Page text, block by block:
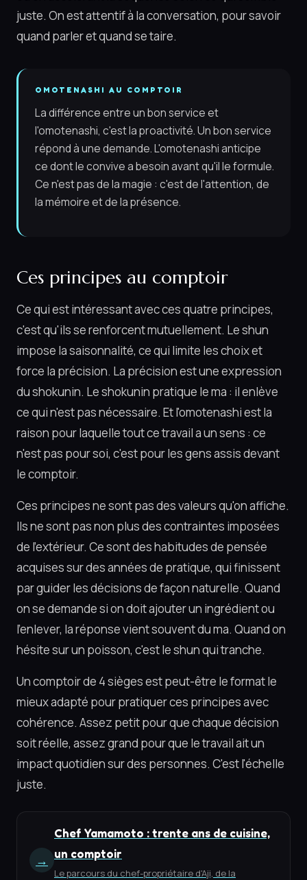
juste. On est attentif à la conversation, pour savoir
quand parler et quand se taire.
OMOTENASHI AU COMPTOIR
La différence entre un bon service et
l'omotenashi, c'est la proactivité. Un bon service
répond à une demande. L'omotenashi anticipe
ce dont le convive a besoin avant qu'il le formule.
Ce n'est pas de la magie : c'est de l'attention, de
la mémoire et de la présence.
Ces principes au comptoir
Ce qui est intéressant avec ces quatre principes,
c'est qu'ils se renforcent mutuellement. Le shun
impose la saisonnalité, ce qui limite les choix et
force la précision. La précision est une expression
du shokunin. Le shokunin pratique le ma : il enlève
ce qui n'est pas nécessaire. Et l'omotenashi est la
raison pour laquelle tout ce travail a un sens : ce
n'est pas pour soi, c'est pour les gens assis devant
le comptoir.
Ces principes ne sont pas des valeurs qu'on affiche.
Ils ne sont pas non plus des contraintes imposées
de l'extérieur. Ce sont des habitudes de pensée
acquises sur des années de pratique, qui finissent
par guider les décisions de façon naturelle. Quand
on se demande si on doit ajouter un ingrédient ou
l'enlever, la réponse vient souvent du ma. Quand on
hésite sur un poisson, c'est le shun qui tranche.
Un comptoir de 4 sièges est peut-être le format le
mieux adapté pour pratiquer ces principes avec
cohérence. Assez petit pour que chaque décision
soit réelle, assez grand pour que le travail ait un
impact quotidien sur des personnes. C'est l'échelle
juste.
→
Chef Yamamoto : trente ans de cuisine,
un comptoir
Le parcours du chef-propriétaire d'Aji, de la